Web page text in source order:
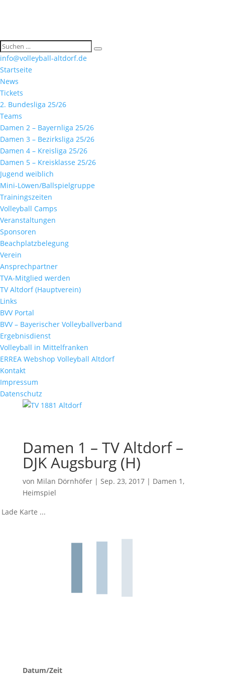
info@volleyball-altdorf.de
Startseite
News
Tickets
2. Bundesliga 25/26
Teams
Damen 2 – Bayernliga 25/26
Damen 3 – Bezirksliga 25/26
Damen 4 – Kreisliga 25/26
Damen 5 – Kreisklasse 25/26
Jugend weiblich
Mini-Löwen/Ballspielgruppe
Trainingszeiten
Volleyball Camps
Veranstaltungen
Sponsoren
Beachplatzbelegung
Verein
Ansprechpartner
TVA-Mitglied werden
TV Altdorf (Hauptverein)
Links
BVV Portal
BVV – Bayerischer Volleyballverband
Ergebnisdienst
Volleyball in Mittelfranken
ERREA Webshop Volleyball Altdorf
Kontakt
Impressum
Datenschutz
Damen 1 – TV Altdorf –
DJK Augsburg (H)
von Milan Dörnhöfer| Sep. 23, 2017| Damen 1,
Heimspiel
Lade Karte ...
Datum/Zeit